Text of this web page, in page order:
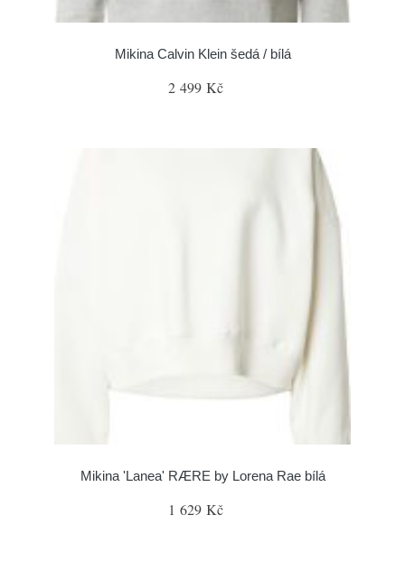
Mikina Calvin Klein šedá / bílá
2 499 Kč
Mikina 'Lanea' RÆRE by Lorena Rae bílá
1 629 Kč